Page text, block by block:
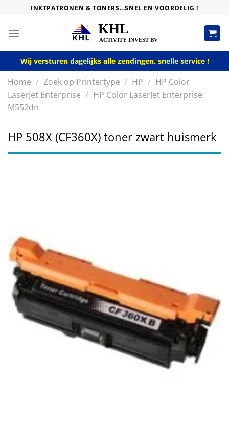
content
INKTPATRONEN & TONERS...SNEL EN VOORDELIG !
Wij versturen dagelijks alle zendingen, snelle service !
Home / Zoek op Printertype / HP / HP Color
LaserJet Enterprise / HP Color LaserJet Enterprise
M552dn
HP 508X (CF360X) toner zwart huismerk